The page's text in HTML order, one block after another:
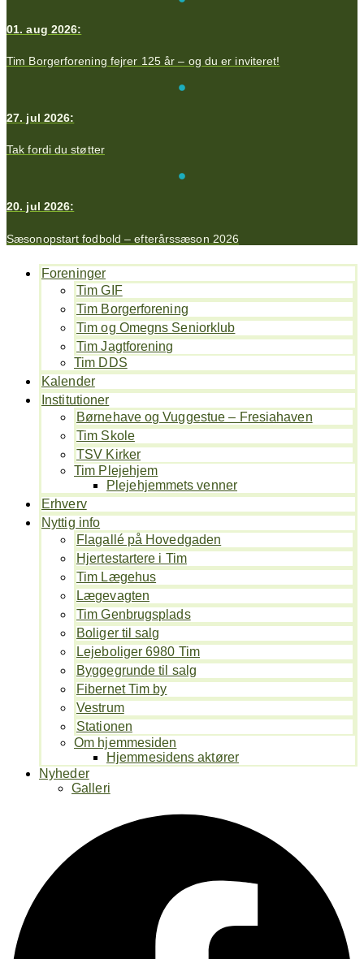
01. aug 2026:
Tim Borgerforening fejrer 125 år – og du er inviteret!
27. jul 2026:
Tak fordi du støtter
20. jul 2026:
Sæsonopstart fodbold – efterårssæson 2026
Foreninger
Tim GIF
Tim Borgerforening
Tim og Omegns Seniorklub
Tim Jagtforening
Tim DDS
Kalender
Institutioner
Børnehave og Vuggestue – Fresiahaven
Tim Skole
TSV Kirker
Tim Plejehjem
Plejehjemmets venner
Erhverv
Nyttig info
Flagallé på Hovedgaden
Hjertestartere i Tim
Tim Lægehus
Lægevagten
Tim Genbrugsplads
Boliger til salg
Lejeboliger 6980 Tim
Byggegrunde til salg
Fibernet Tim by
Vestrum
Stationen
Om hjemmesiden
Hjemmesidens aktører
Nyheder
Galleri